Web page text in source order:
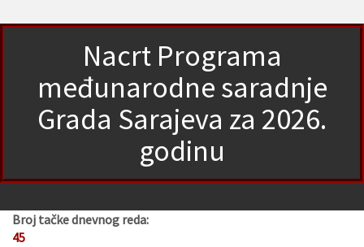
Nacrt Programa
međunarodne saradnje
Grada Sarajeva za 2026.
godinu
Broj tačke dnevnog reda:
45